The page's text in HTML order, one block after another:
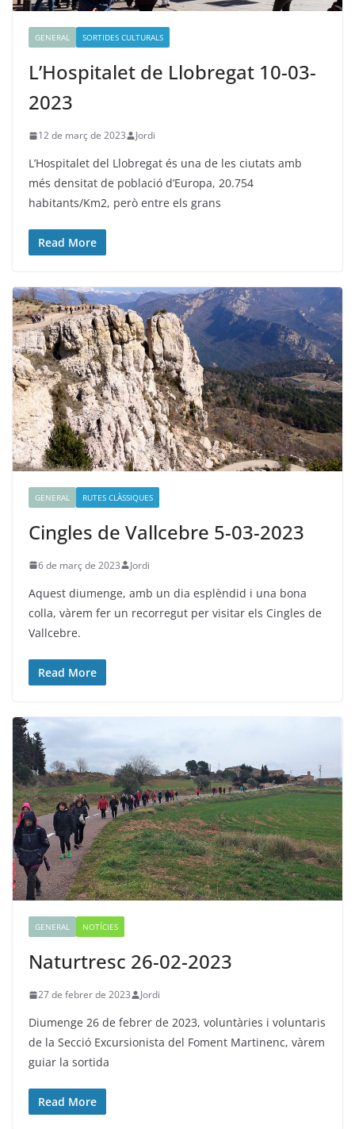
GENERAL SORTIDES CULTURALS
L’Hospitalet de Llobregat 10-03-
2023
12 de març de 2023 Jordi
L’Hospitalet del Llobregat és una de les ciutats amb
més densitat de població d’Europa, 20.754
habitants/Km2, però entre els grans
Read More
GENERAL RUTES CLÀSSIQUES
Cingles de Vallcebre 5-03-2023
6 de març de 2023 Jordi
Aquest diumenge, amb un dia esplèndid i una bona
colla, vàrem fer un recorregut per visitar els Cingles de
Vallcebre.
Read More
GENERAL NOTÍCIES
Naturtresc 26-02-2023
27 de febrer de 2023 Jordi
Diumenge 26 de febrer de 2023, voluntàries i voluntaris
de la Secció Excursionista del Foment Martinenc, vàrem
guiar la sortida
Read More